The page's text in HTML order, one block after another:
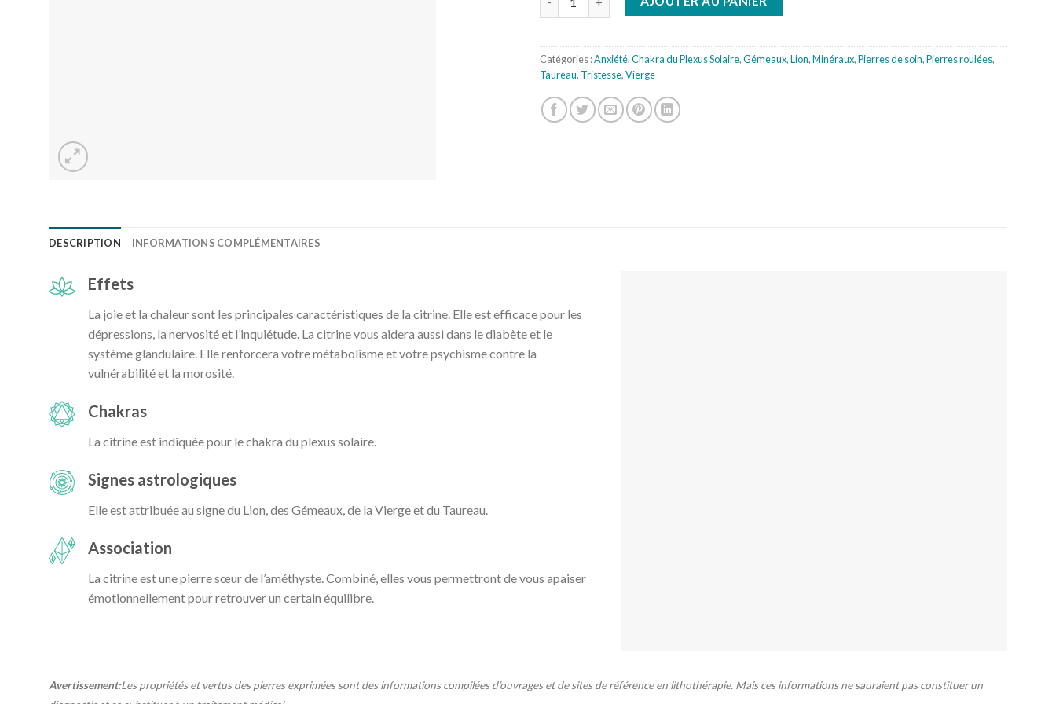
Catégories :Anxiété,Chakra du Plexus Solaire,Gémeaux,Lion,Minéraux,Pierres de soin,Pierres roulées,
Taureau, Tristesse,Vierge
DESCRIPTION INFORMATIONS COMPLÉMENTAIRES
Effets
La joie et la chaleur sont les principales caractéristiques de la citrine. Elle est efficace pour les
dépressions, la nervosité et l’inquiétude. La citrine vous aidera aussi dans le diabète et le
système glandulaire. Elle renforcera votre métabolisme et votre psychisme contre la
vulnérabilité et la morosité.
Chakras
La citrine est indiquée pour le chakra du plexus solaire.
Signes astrologiques
Elle est attribuée au signe du Lion, des Gémeaux, de la Vierge et du Taureau.
Association
La citrine est une pierre sœur de l’améthyste. Combiné, elles vous permettront de vous apaiser
émotionnellement pour retrouver un certain équilibre.
Avertissement:Les propriétés et vertus des pierres exprimées sont des informations compilées d’ouvrages et de sites de référence en lithothérapie. Mais ces informations ne sauraient pas constituer un